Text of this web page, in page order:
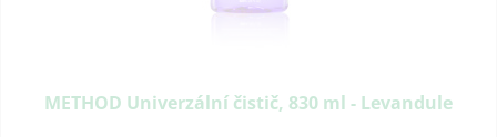
METHOD Univerzální čistič, 830 ml - Levandule